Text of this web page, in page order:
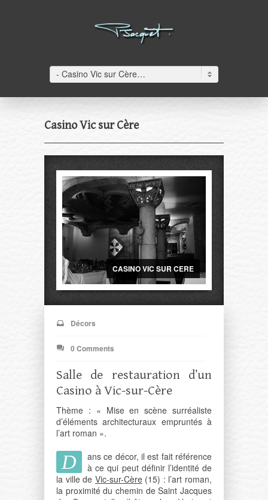
- Casino Vic sur Cère– Casino Vic sur Cère
Casino Vic sur Cère
CASINO VIC SUR CERE
Décors
0 Comments
Salle de restauration d’un
Casino à Vic-sur-Cère
Thème : « Mise en scène surréaliste
d’éléments architecturaux empruntés à
l’art roman ».
D
ans ce décor, il est fait référence
à ce qui peut définir l’identité de
la ville de Vic-sur-Cère(15) : l’art roman,
la proximité du chemin de Saint Jacques